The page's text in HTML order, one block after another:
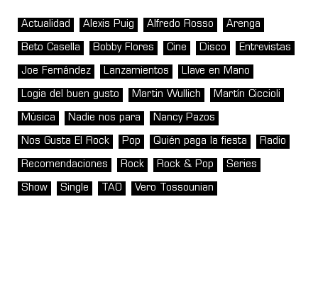
Actualidad Alexis Puig Alfredo Rosso Arenga
Beto Casella Bobby Flores Cine Disco Entrevistas
Joe Fernández Lanzamientos Llave en Mano
Logia del buen gusto Martin Wullich Martín Ciccioli
Música Nadie nos para Nancy Pazos
Nos Gusta El Rock Pop Quién paga la fiesta Radio
Recomendaciones Rock Rock & Pop Series
Show Single TAO Vero Tossounian